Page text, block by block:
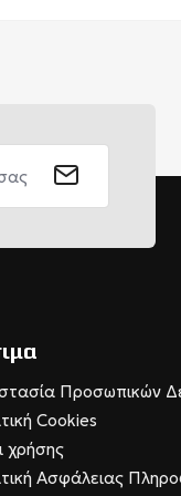
Προσωπικών
Cookies
χρήσης
Ασφάλειας